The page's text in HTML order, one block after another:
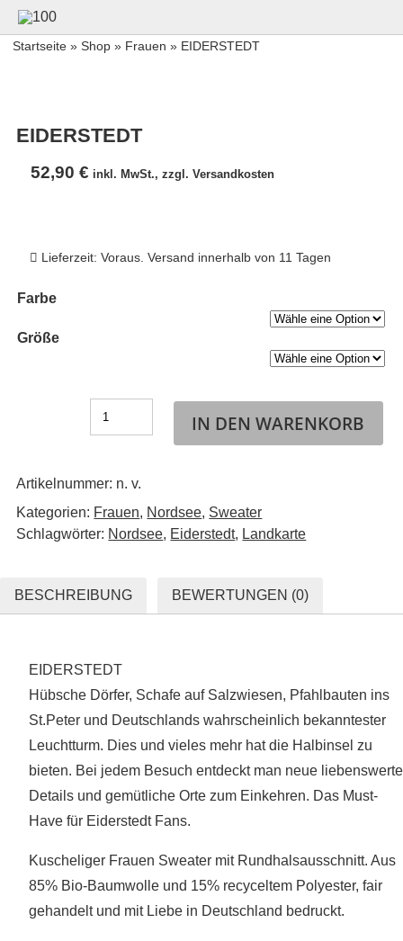
Startseite» Shop» Frauen » EIDERSTEDT
EIDERSTEDT
52,90€ inkl. MwSt., zzgl. Versandkosten
Lieferzeit: Voraus. Versand innerhalb von 11 Tagen
Farbe
Größe
IN DEN WARENKORB
Artikelnummer: n. v.
Kategorien: Frauen, Nordsee, Sweater
Schlagwörter: Nordsee, Eiderstedt, Landkarte
BESCHREIBUNG BEWERTUNGEN (0)
EIDERSTEDT
Hübsche Dörfer, Schafe auf Salzwiesen, Pfahlbauten ins
St.Peter und Deutschlands wahrscheinlich bekanntester
Leuchtturm. Dies und vieles mehr hat die Halbinsel zu
bieten. Bei jedem Besuch entdeckt man neue liebenswerte
Details und gemütliche Orte zum Einkehren. Das Must-
Have für Eiderstedt Fans.
Kuscheliger Frauen Sweater mit Rundhalsausschnitt. Aus
85% Bio-Baumwolle und 15% recyceltem Polyester, fair
gehandelt und mit Liebe in Deutschland bedruckt.